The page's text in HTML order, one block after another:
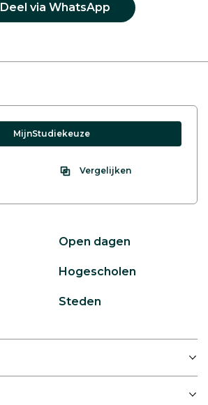
Deel via WhatsApp
MijnStudiekeuze
Vergelijken
Open dagen
Hogescholen
Steden